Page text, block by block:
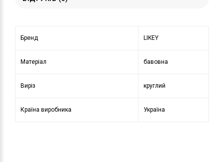
Бренд LIKEY
Матеріал бавовна
Виріз круглий
Країна виробника Україна